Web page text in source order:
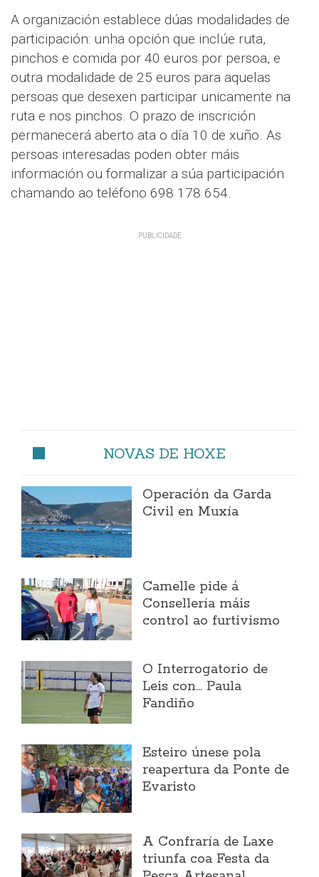
A organización establece dúas modalidades de
participación: unha opción que inclúe ruta,
pinchos e comida por 40 euros por persoa, e
outra modalidade de 25 euros para aquelas
persoas que desexen participar unicamente na
ruta e nos pinchos. O prazo de inscrición
permanecerá aberto ata o día 10 de xuño. As
persoas interesadas poden obter máis
información ou formalizar a súa participación
chamando ao teléfono 698 178 654.
NOVAS DE HOXE
Operación da Garda
Civil en Muxía
Camelle pide á
Consellería máis
control ao furtivismo
O Interrogatorio de
Leis con... Paula
Fandiño
Esteiro únese pola
reapertura da Ponte de
Evaristo
A Confraría de Laxe
triunfa coa Festa da